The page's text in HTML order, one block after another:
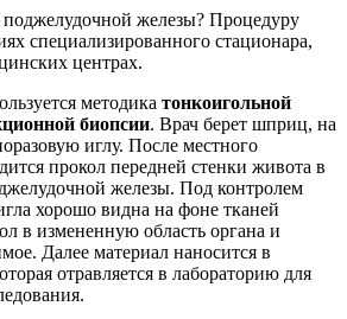
железы? Процедуру
специализированного стационара,
центрах.
методика тонкоигольной
биопсии. Врач берет шприц, на
иглу. После местного
прокол передней стенки живота в
железы. Под контролем
хорошо видна на фоне тканей
в измененную область органа и
Далее материал наносится в
отравляется в лабораторию для